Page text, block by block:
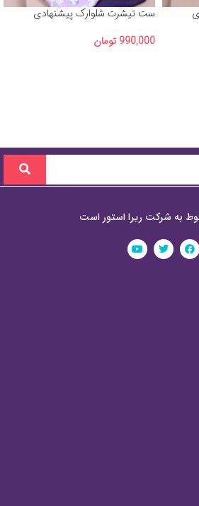
ست تیشرت شلوارک پیشنهادی
990,000 تومان
به شرکت ریرا استور است